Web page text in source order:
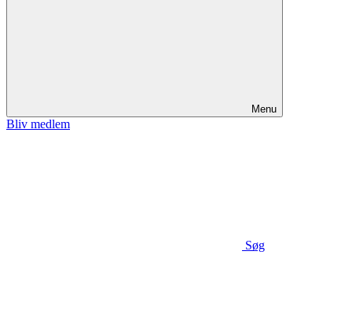
Menu
Bliv medlem
Søg